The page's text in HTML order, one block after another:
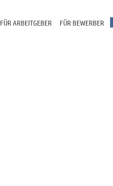
FÜR BEWERBER
FÜR ARBEITGEBER